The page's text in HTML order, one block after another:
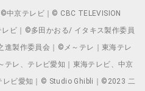
中京テレビ｜© CBC TELEVISION
ビ｜©多田かおる/ イタキス製作委員
進製作委員会｜©メ～テレ｜東海テレ
テレ、テレビ愛知｜東海テレビ、中京
レビ愛知｜© Studio Ghibli｜©2023 二